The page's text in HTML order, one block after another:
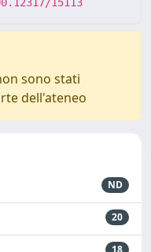
sono stati
dell'ateneo
ND
20